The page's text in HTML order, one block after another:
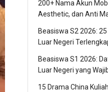
200+ Nama Akun
Aesthetic, dan Anti
Beasiswa S2 2026:
Luar Negeri
Beasiswa S1 2026:
Luar Negeri yang
15 Drama China